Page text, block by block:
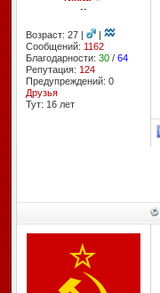
--
Возраст: 27 |
|
Сообщений: 1162
Благодарности: 30/ 64
Репутация: 124
Предупреждений: 0
Друзья
Тут: 16 лет